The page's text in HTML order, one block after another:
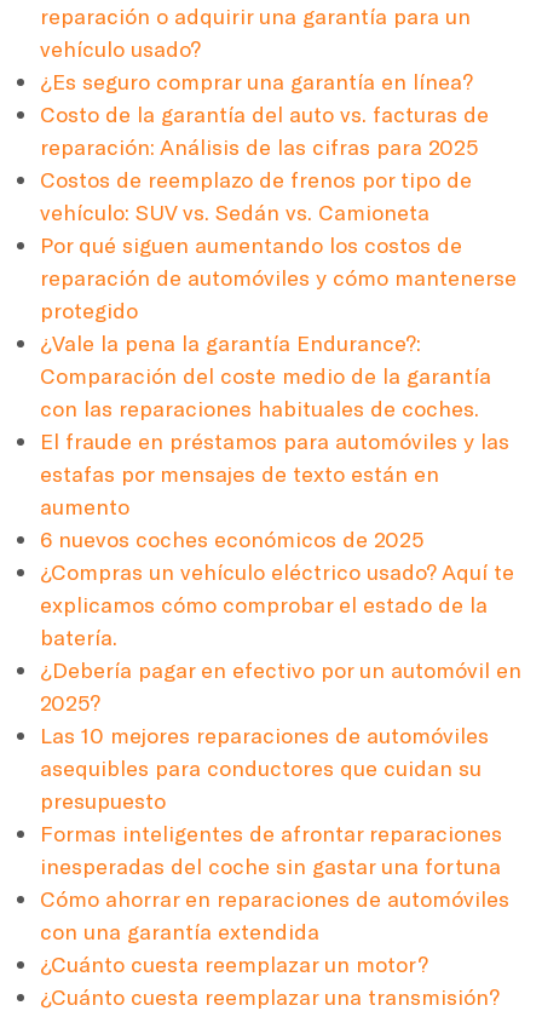
reparación o adquirir una garantía para un
vehículo usado?
¿Es seguro comprar una garantía en línea?
Costo de la garantía del auto vs. facturas de
reparación: Análisis de las cifras para 2025
Costos de reemplazo de frenos por tipo de
vehículo: SUV vs. Sedán vs. Camioneta
Por qué siguen aumentando los costos de
reparación de automóviles y cómo mantenerse
protegido
¿Vale la pena la garantía Endurance?:
Comparación del coste medio de la garantía
con las reparaciones habituales de coches.
El fraude en préstamos para automóviles y las
estafas por mensajes de texto están en
aumento
6 nuevos coches económicos de 2025
¿Compras un vehículo eléctrico usado? Aquí te
explicamos cómo comprobar el estado de la
batería.
¿Debería pagar en efectivo por un automóvil en
2025?
Las 10 mejores reparaciones de automóviles
asequibles para conductores que cuidan su
presupuesto
Formas inteligentes de afrontar reparaciones
inesperadas del coche sin gastar una fortuna
Cómo ahorrar en reparaciones de automóviles
con una garantía extendida
¿Cuánto cuesta reemplazar un motor?
¿Cuánto cuesta reemplazar una transmisión?